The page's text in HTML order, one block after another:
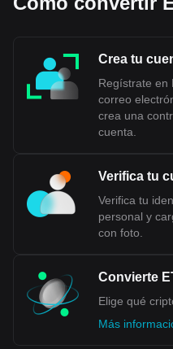
Crea tu
Regístrate en
correo
crea una
cuenta.
Verifica tu
Verifica tu
personal y
con foto.
Convierte
Elige qué
Más